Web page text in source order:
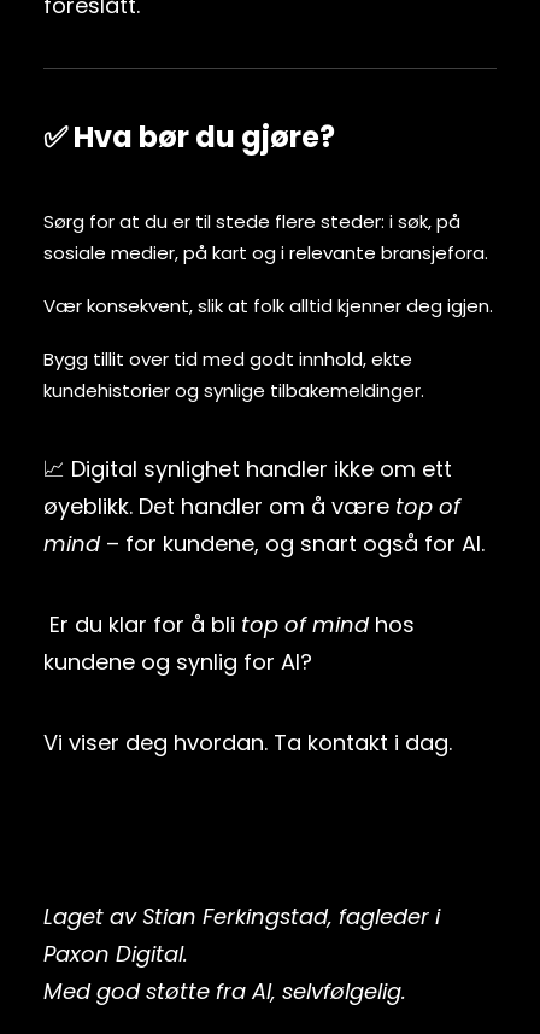
✅ Hva bør du gjøre?
Sørg for at du er til stede flere steder: i søk, på
sosiale medier, på kart og i relevante bransjefora.
Vær konsekvent, slik at folk alltid kjenner deg igjen.
Bygg tillit over tid med godt innhold, ekte
kundehistorier og synlige tilbakemeldinger.
📈 Digital synlighet handler ikke om ett
øyeblikk. Det handler om å være top of
mind– for kundene, og snart også for AI.
Er du klar for å bli top of mindhos
kundene og synlig for AI?
Vi viser deg hvordan. Ta kontakt i dag.
Laget av Stian Ferkingstad, fagleder i
Paxon Digital.
Med god støtte fra AI, selvfølgelig.